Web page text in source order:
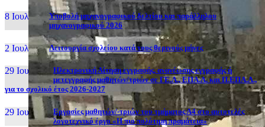
8 Ιουλ, 26
Υποβολή μηχανογραφικού δελτίου και παράλληλου
μηχανογραφικού 2026
2 Ιουλ, 26 Λειτουργία σχολείου κατά τους θερινούς μήνες
29 Ιουν, 26
Ηλεκτρονική Αίτηση εγγραφής, ανανέωσης εγγραφής ή
μετεγγραφής μαθητών/τριών σε ΓΕ.Λ., ΕΠΑ.Λ. και Π.ΕΠΑ.Λ.,
για το σχολικό έτος 2026-2027
29 Ιουν, 26
Εργασίες μαθητών/-τριών του τμήματος Α4 στο αυτοτελές
λογοτεχνικό έργο «Η πιο πολύτιμη πραμάτεια»